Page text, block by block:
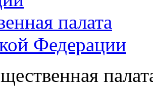
палата
Федерации